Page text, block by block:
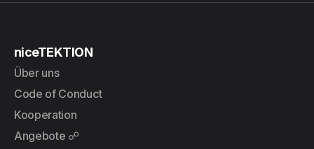
niceTEKTION
Über uns
Code of Conduct
Kooperation
Angebote ☍